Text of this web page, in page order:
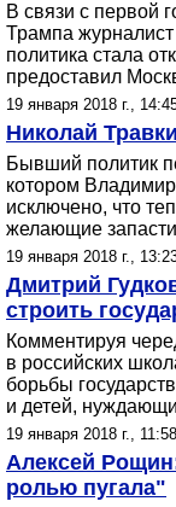
В связи с первой
Трампа журналист
политика стала
предоставил
19 января 2018 г.,
Николай
Бывший политик
котором
исключено, что
желающие
19 января 2018 г.,
Дмитрий
строить
Комментируя
в российских
борьбы
и детей,
19 января 2018 г., 11:58
Алексей
ролью пугала"